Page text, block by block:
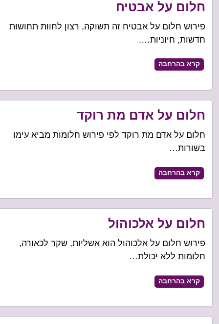
חלום על אבטיח
פירוש חלום על אבטיח זה תשוקה, רצון לחוות תחושות
חדשות, חיוניות….
קרא בהרחבה
חלום על אדם מת רוקד
חלום על אדם מת רוקד לפי פירוש חלומות מביא עימו
בשורות…
קרא בהרחבה
חלום על אלכוהול
פירוש חלום על אלכוהול הוא אשליות, שקר לכאורה,
חלומות ללא יכולת…
קרא בהרחבה